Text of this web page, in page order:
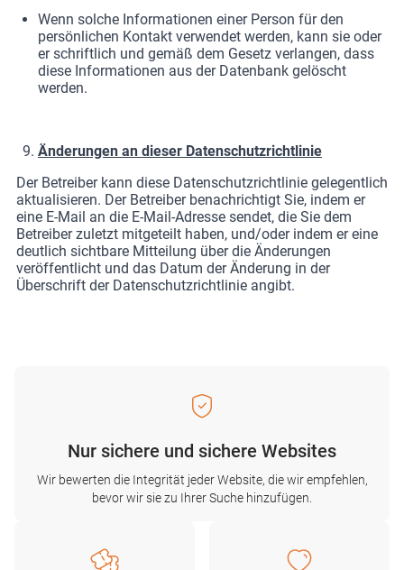
Wenn solche Informationen einer Person für den
persönlichen Kontakt verwendet werden, kann sie oder
er schriftlich und gemäß dem Gesetz verlangen, dass
diese Informationen aus der Datenbank gelöscht
werden.
Änderungen an dieser Datenschutzrichtlinie
Der Betreiber kann diese Datenschutzrichtlinie gelegentlich
aktualisieren. Der Betreiber benachrichtigt Sie, indem er
eine E-Mail an die E-Mail-Adresse sendet, die Sie dem
Betreiber zuletzt mitgeteilt haben, und/oder indem er eine
deutlich sichtbare Mitteilung über die Änderungen
veröffentlicht und das Datum der Änderung in der
Überschrift der Datenschutzrichtlinie angibt.
Nur sichere und sichere Websites
Wir bewerten die Integrität jeder Website, die wir empfehlen,
bevor wir sie zu Ihrer Suche hinzufügen.